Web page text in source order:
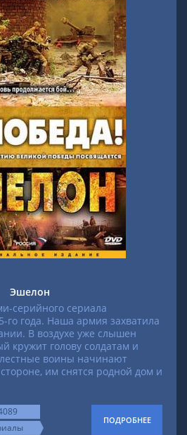
Эшелон
серийного сериала
го года. Наша армия захватила
В воздухе уже слышен
кружит голову солдатам и
воины начинают
им снятся родной дом и
ПОДРОБНЕЕ